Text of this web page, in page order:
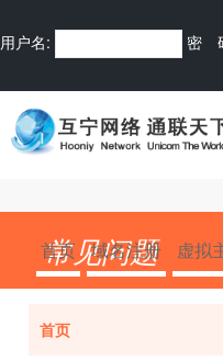
用户名: 密
首页 域名注册 虚拟
常见问题
首页